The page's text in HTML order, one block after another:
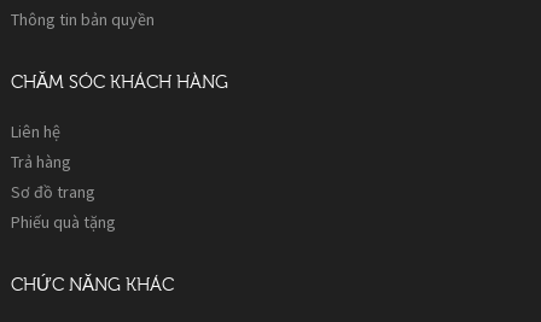
Thông tin bản quyền
CHĂM SÓC KHÁCH HÀNG
Liên hệ
Trả hàng
Sơ đồ trang
Phiếu quà tặng
CHỨC NĂNG KHÁC